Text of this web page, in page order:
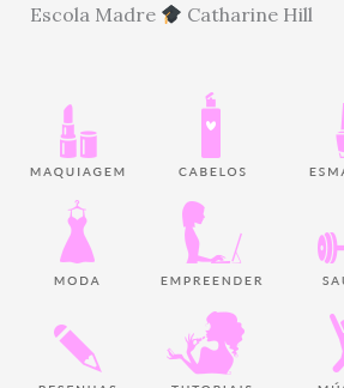
Escola Madre
Catharine Hill